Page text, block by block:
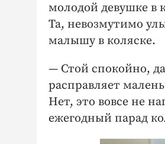
молодой девушке в
Та, невозмутимо
малышу в коляске.
— Стой спокойно,
расправляет
Нет, это вовсе не
ежегодный парад